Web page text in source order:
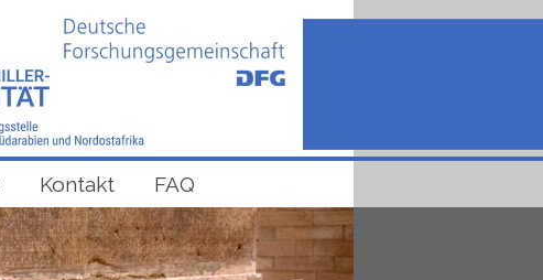
Kontakt FAQ